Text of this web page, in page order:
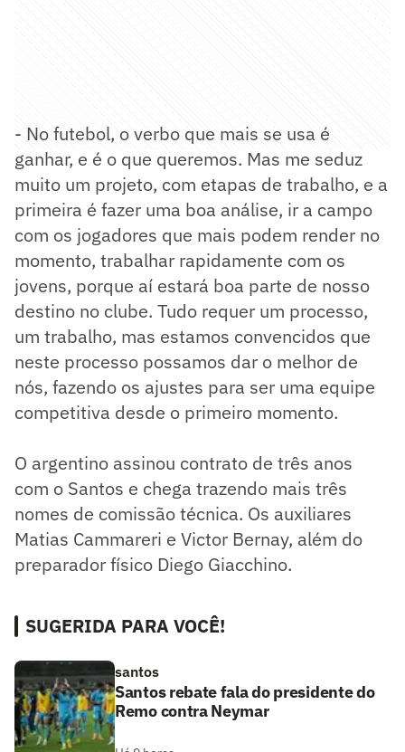
- No futebol, o verbo que mais se usa é
ganhar, e é o que queremos. Mas me seduz
muito um projeto, com etapas de trabalho, e a
primeira é fazer uma boa análise, ir a campo
com os jogadores que mais podem render no
momento, trabalhar rapidamente com os
jovens, porque aí estará boa parte de nosso
destino no clube. Tudo requer um processo,
um trabalho, mas estamos convencidos que
neste processo possamos dar o melhor de
nós, fazendo os ajustes para ser uma equipe
competitiva desde o primeiro momento.
O argentino assinou contrato de três anos
com o Santos e chega trazendo mais três
nomes de comissão técnica. Os auxiliares
Matias Cammareri e Victor Bernay, além do
preparador físico Diego Giacchino.
SUGERIDA PARA VOCÊ!
santos
Santos rebate fala do presidente do
Remo contra Neymar